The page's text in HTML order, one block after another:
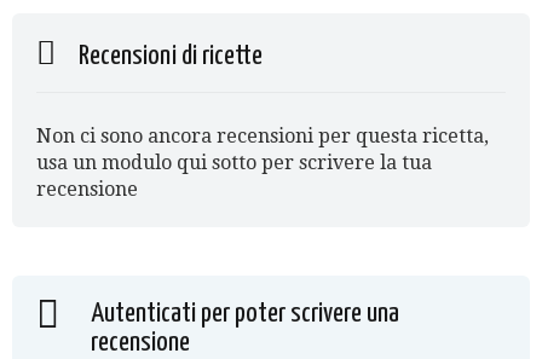
Recensioni di ricette
Non ci sono ancora recensioni per questa ricetta,
usa un modulo qui sotto per scrivere la tua
recensione
Autenticati per poter scrivere una
recensione